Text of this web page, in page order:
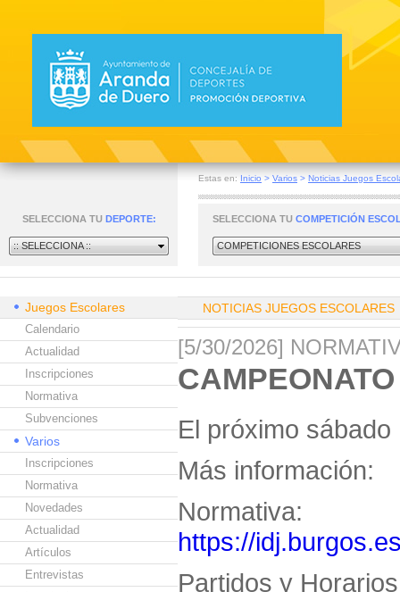
Estas en: Inicio > Varios > Noticias Juegos
SELECCIONA TU DEPORTE:
:: SELECCIONA ::
SELECCIONA TU COMPETICIÓN
COMPETICIONES ESCOLARES
Juegos Escolares
Calendario
Actualidad
Inscripciones
Normativa
Subvenciones
Varios
Inscripciones
Normativa
Novedades
Actualidad
Artículos
Entrevistas
NOTICIAS JUEGOS ESCOLARES
[5/30/2026]
El próximo
Más información:
Normativa:
https://
Partidos y